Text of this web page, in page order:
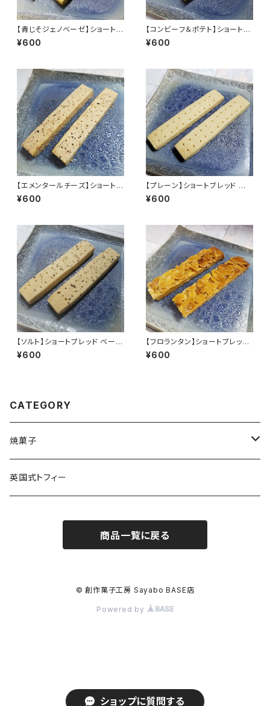
ショップに質問する
【青じそジェノベーゼ】ショートブ
レッド オードブル 焼き菓子 おつ
まみ クッキー Sayabo SB-O-
¥600
【コンビーフ＆ポテト】ショートブ
レッド オードブル 焼き菓子 おつ
まみ クッキー SB-O-001
¥600
【エメンタールチーズ】ショートブ
レッド オードブル 焼き菓子 おつ
まみ クッキー Sayabo SB-O-
¥600
【プレーン】ショートブレッド ベ
ーシック 焼き菓子 おつまみ クッ
キー Sayabo SB-B-002
¥600
【ソルト】ショートブレッド ベーシ
ック 焼き菓子 おつまみ クッキー
Sayabo SB-B-003
¥600
【フロランタン】ショートブレッド
ドルチェ 焼き菓子 おつまみ クッ
キー Sayabo SB-D-021
¥600
CATEGORY
焼菓子
ショートブレッド
英国式トフィー
商品一覧に戻る
© 創作菓子工房 Sayabo BASE店
Powered by